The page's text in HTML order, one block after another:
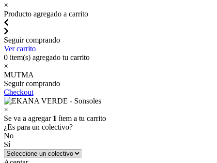
×
Producto agregado a carrito
Seguir comprando
Ver carrito
0 item(s) agregado tu carrito
×
MUTMA
Seguir comprando
Checkout
×
Se va a agregar 1 ítem a tu carrito
¿Es para un colectivo?
No
Sí